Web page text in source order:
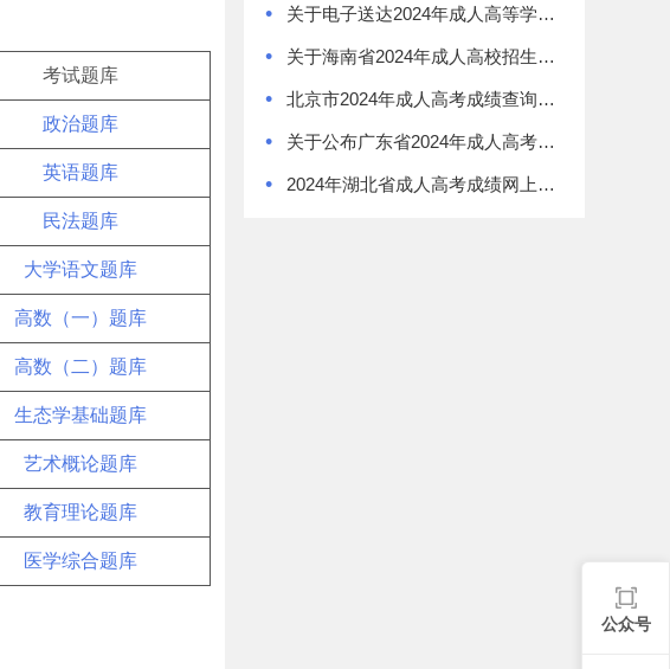
考试题库
政治题库
英语题库
民法题库
大学语文题库
高数（一）题库
高数（二）题库
生态学基础题库
艺术概论题库
教育理论题库
医学综合题库
• 关于电子送达2024年成人高等学校招生全国统一考试违规考生处理决定书的通告
• 关于海南省2024年成人高校招生全国统一考试成绩发布的公告
• 北京市2024年成人高考成绩查询时间公布
• 关于公布广东省2024年成人高考考生成绩和录取结果查询方式的通知
• 2024年湖北省成人高考成绩网上查询和复核办法
公众号